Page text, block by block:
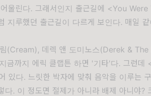
울린다. 그래서인지 출근길에 <You
지루했던 출근길이 다르게 보인다. 매일
(Cream), 데렉 앤 도미노스(Derek &
금까지 에릭 클랩튼 하면 '기타'다. 그런
있다. 느릿한 박자에 맞춰 음악을 이루는
다. 이 정도면 절제가 아니라 배제 아니야?